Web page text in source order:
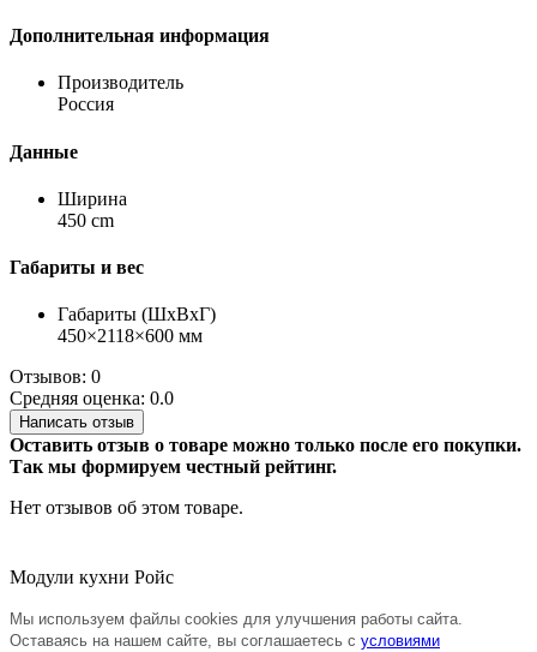
Дополнительная информация
Производитель
Россия
Данные
Ширина
450 cm
Габариты и вес
Габариты (ШхВхГ)
450×2118×600 мм
Отзывов: 0
Средняя оценка: 0.0
Написать отзыв
Оставить отзыв о товаре можно только после его покупки.
Так мы формируем честный рейтинг.
Нет отзывов об этом товаре.
Модули кухни Ройс
Мы используем файлы cookies для улучшения работы сайта.
Оставаясь на нашем сайте, вы соглашаетесь с условиями